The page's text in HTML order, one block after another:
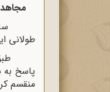
طولانى
پاسخ به
منقسم